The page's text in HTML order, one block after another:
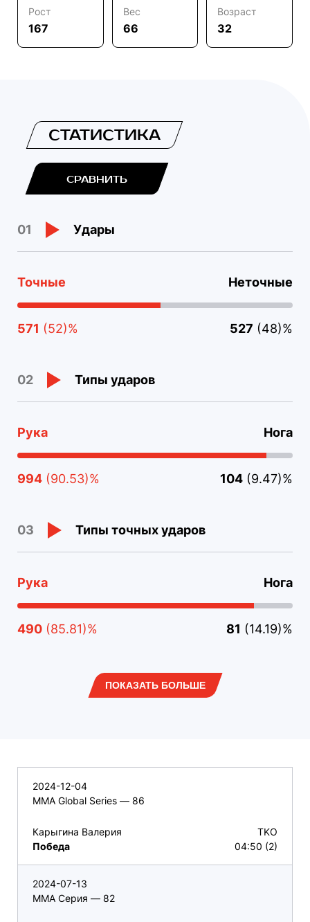
Рост
167
Вес
66
Возраст
32
СТАТИСТИКА
СРАВНИТЬ
01 Удары
Точные Неточные
571 (52)% 527 (48)%
02 Типы ударов
Рука Нога
994 (90.53)% 104 (9.47)%
03 Типы точных ударов
Рука Нога
490 (85.81)% 81 (14.19)%
ПОКАЗАТЬ БОЛЬШЕ
2024-12-04
MMA Global Series — 86
Карыгина Валерия
Победа
TKO
04:50 (2)
2024-07-13
ММА Серия — 82